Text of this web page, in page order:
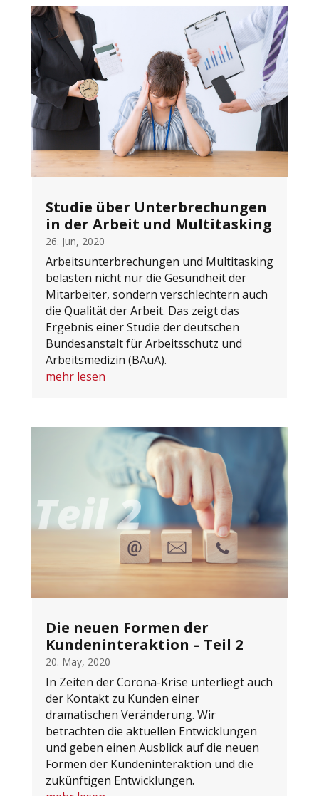
Studie über Unterbrechungen
in der Arbeit und Multitasking
26. Jun, 2020
Arbeitsunterbrechungen und Multitasking
belasten nicht nur die Gesundheit der
Mitarbeiter, sondern verschlechtern auch
die Qualität der Arbeit. Das zeigt das
Ergebnis einer Studie der deutschen
Bundesanstalt für Arbeitsschutz und
Arbeitsmedizin (BAuA).
mehr lesen
Die neuen Formen der
Kundeninteraktion – Teil 2
20. May, 2020
In Zeiten der Corona-Krise unterliegt auch
der Kontakt zu Kunden einer
dramatischen Veränderung. Wir
betrachten die aktuellen Entwicklungen
und geben einen Ausblick auf die neuen
Formen der Kundeninteraktion und die
zukünftigen Entwicklungen.